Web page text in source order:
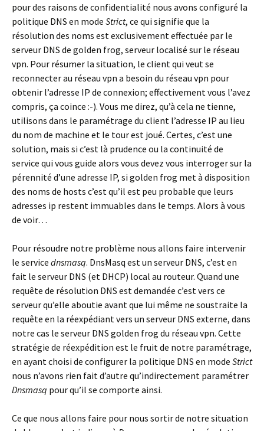
pour des raisons de confidentialité nous avons configuré la
politique DNS en mode Strict, ce qui signifie que la
résolution des noms est exclusivement effectuée par le
serveur DNS de golden frog, serveur localisé sur le réseau
vpn. Pour résumer la situation, le client qui veut se
reconnecter au réseau vpn a besoin du réseau vpn pour
obtenir l’adresse IP de connexion; effectivement vous l’avez
compris, ça coince :-). Vous me direz, qu’à cela ne tienne,
utilisons dans le paramétrage du client l’adresse IP au lieu
du nom de machine et le tour est joué. Certes, c’est une
solution, mais si c’est là prudence ou la continuité de
service qui vous guide alors vous devez vous interroger sur la
pérennité d’une adresse IP, si golden frog met à disposition
des noms de hosts c’est qu’il est peu probable que leurs
adresses ip restent immuables dans le temps. Alors à vous
de voir…
Pour résoudre notre problème nous allons faire intervenir
le service dnsmasq. DnsMasq est un serveur DNS, c’est en
fait le serveur DNS (et DHCP) local au routeur. Quand une
requête de résolution DNS est demandée c’est vers ce
serveur qu’elle aboutie avant que lui même ne soustraite la
requête en la réexpédiant vers un serveur DNS externe, dans
notre cas le serveur DNS golden frog du réseau vpn. Cette
stratégie de réexpédition est le fruit de notre paramétrage,
en ayant choisi de configurer la politique DNS en mode Strict
nous n’avons rien fait d’autre qu’indirectement paramétrer
Dnsmasq pour qu’il se comporte ainsi.
Ce que nous allons faire pour nous sortir de notre situation